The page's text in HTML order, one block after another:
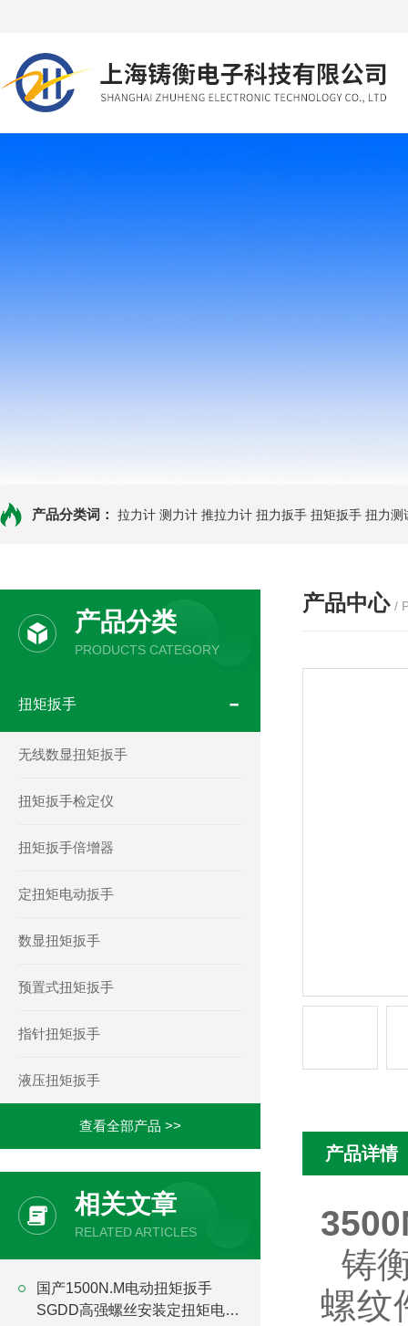
产品分类词： 拉力计 测力计 推拉力计 扭力扳手 扭矩扳手 扭力测
产品分类
PRODUCTS CATEGORY
扭矩扳手
无线数显扭矩扳手
扭矩扳手检定仪
扭矩扳手倍增器
定扭矩电动扳手
数显扭矩扳手
预置式扭矩扳手
指针扭矩扳手
液压扭矩扳手
查看全部产品 >>
相关文章
RELATED ARTICLES
国产1500N.M电动扭矩扳手
SGDD高强螺丝安装定扭矩电动
产品中心 /
产品详情
铸
螺纹